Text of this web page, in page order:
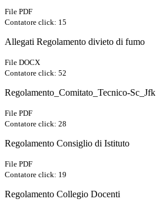
File PDF
Contatore click: 15
Allegati Regolamento divieto di fumo
File DOCX
Contatore click: 52
Regolamento_Comitato_Tecnico-Sc_Jfk
File PDF
Contatore click: 28
Regolamento Consiglio di Istituto
File PDF
Contatore click: 19
Regolamento Collegio Docenti